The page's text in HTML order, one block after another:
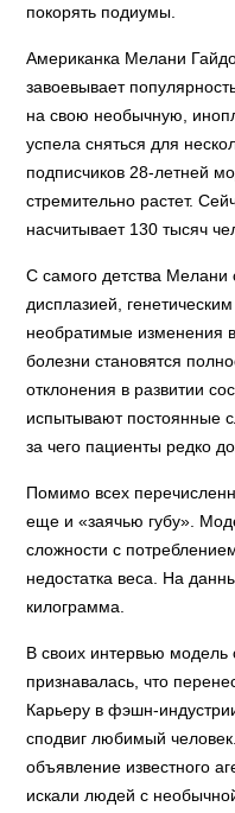
покорять подиумы.
Американка Мелани
завоевывает
на свою необычную,
успела сняться для
подписчиков 28-летней
стремительно растет.
насчитывает 130 тысяч
С самого детства Мелани
дисплазией,
необратимые изменения
болезни становятся
отклонения в развитии
испытывают постоянные
за чего пациенты редко
Помимо всех
еще и «заячью губу».
сложности с
недостатка веса. На
килограмма.
В своих интервью
признавалась, что
Карьеру в фэшн-
сподвиг любимый
объявление известного
искали людей с